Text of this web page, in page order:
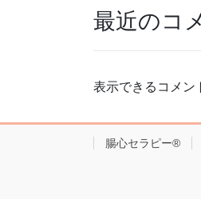
最近のコ
表示できるコメン
腸心セラピー®︎